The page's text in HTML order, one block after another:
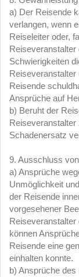
a) Der Reisende
verlangen, wenn
Reiseleiter oder,
Schwierigkeiten
Reisende
Ansprüche auf
b) Beruht der
Schadenersatz
9. Ausschluss
a) Ansprüche
Unmöglichkeit
der Reisende
vorgesehener
können
Reisende eine
einhalten konnte.
b) Ansprüche